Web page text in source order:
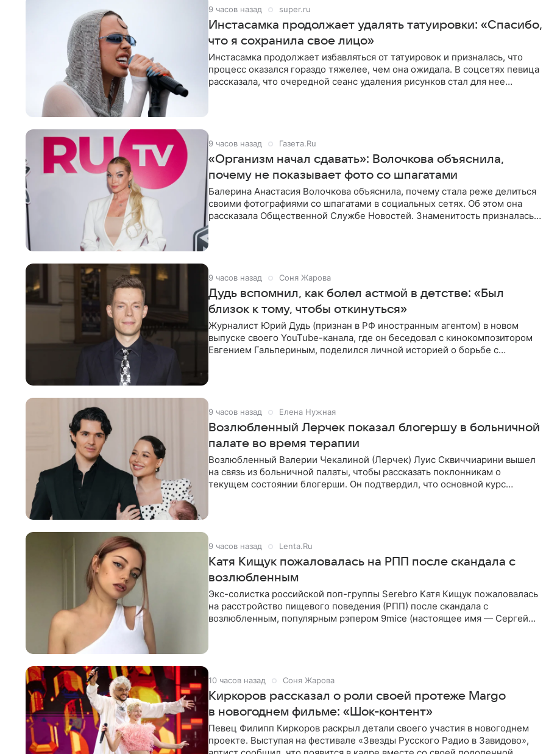
9 часов назад super.ru
Инстасамка продолжает удалять татуировки: «Спасибо,
что я сохранила свое лицо»
Инстасамка продолжает избавляться от татуировок и призналась, что
процесс оказался гораздо тяжелее, чем она ожидала. В соцсетях певица
рассказала, что очередной сеанс удаления рисунков стал для нее
9 часов назад Газета.Ru
«Организм начал сдавать»: Волочкова объяснила,
почему не показывает фото со шпагатами
Балерина Анастасия Волочкова объяснила, почему стала реже делиться
своими фотографиями со шпагатами в социальных сетях. Об этом она
рассказала Общественной Службе Новостей. Знаменитость призналась,
9 часов назад Соня Жарова
Дудь вспомнил, как болел астмой в детстве: «Был
близок к тому, чтобы откинуться»
Журналист Юрий Дудь (признан в РФ иностранным агентом) в новом
выпуске своего YouTube-канала, где он беседовал с кинокомпозитором
Евгением Гальпериным, поделился личной историей о борьбе с
9 часов назад Елена Нужная
Возлюбленный Лерчек показал блогершу в больничной
палате во время терапии
Возлюбленный Валерии Чекалиной (Лерчек) Луис Сквиччиарини вышел
на связь из больничной палаты, чтобы рассказать поклонникам о
текущем состоянии блогерши. Он подтвердил, что основной курс
9 часов назад Lenta.Ru
Катя Кищук пожаловалась на РПП после скандала с
возлюбленным
Экс-солистка российской поп-группы Serebro Катя Кищук пожаловалась
на расстройство пищевого поведения (РПП) после скандала с
возлюбленным, популярным рэпером 9mice (настоящее имя — Сергей
10 часов назад Соня Жарова
Киркоров рассказал о роли своей протеже Margo
в новогоднем фильме: «Шок-контент»
Певец Филипп Киркоров раскрыл детали своего участия в новогоднем
проекте. Выступая на фестивале «Звезды Русского Радио в Завидово»,